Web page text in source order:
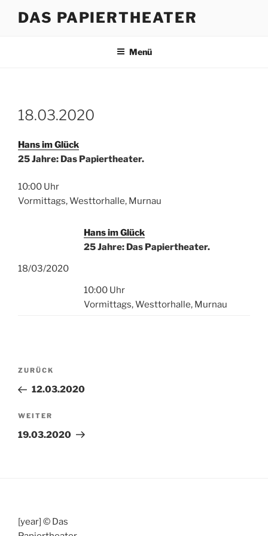
InhaltDAS PAPIERTHEATER
Menü
18.03.2020
Hans im Glück
25 Jahre: Das Papiertheater.
10:00 Uhr
Vormittags, Westtorhalle, Murnau
18/03/2020
Hans im Glück
25 Jahre: Das Papiertheater.
10:00 Uhr
Vormittags, Westtorhalle, Murnau
Beitragsnavigation
Vorheriger
Beitrag
ZURÜCK
12.03.2020
Nächster
Beitrag
WEITER
19.03.2020
[year] © Das